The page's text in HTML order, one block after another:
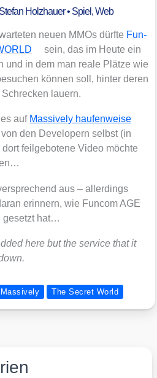
Stefan Holzhauer• Spiel,Web
neu­en MMOs dürf­te Fun­
sein, das im Heu­te ein
und in dem man rea­le Plät­ze wie
kön­nen soll, hin­ter deren
lau­ern.
auf Mas­si­ve­ly hau­fen­wei­se
den Deve­l­o­pern selbst (in
feil­ge­bo­te­ne Video möch­te
aus – aller­dings
erin­nern, wie Fun­com AGE
gesetzt hat…
here but the ser­vice that it
Massively The Secret World